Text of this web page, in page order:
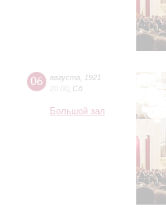
06 августа
1921
20:00 Сб
Большой зал